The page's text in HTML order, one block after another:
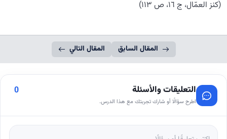
(كنز العمّال، ج ١٦، ص ١١٣)
المقال السابق المقال التالي
التعليقات والأسئلة
اطرح سؤالًا أو شارك تجربتك مع هذا الدرس.
0